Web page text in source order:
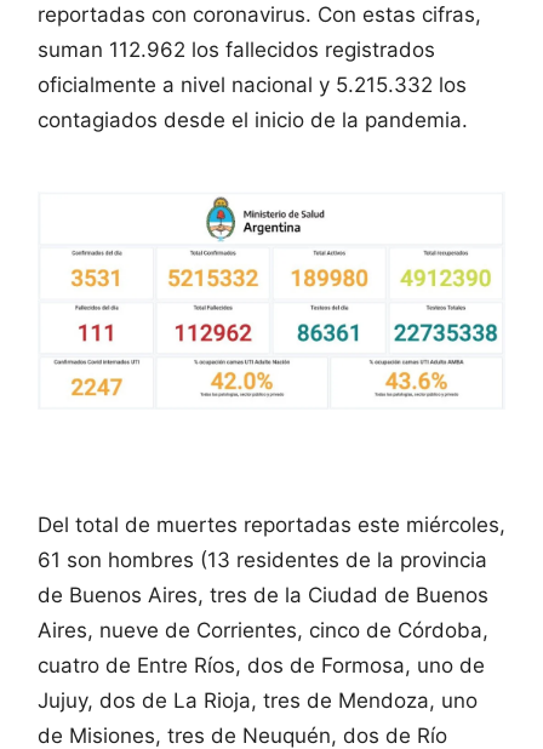
reportadas con coronavirus. Con estas cifras,
suman 112.962 los fallecidos registrados
oficialmente a nivel nacional y 5.215.332 los
contagiados desde el inicio de la pandemia.
Del total de muertes reportadas este miércoles,
61 son hombres (13 residentes de la provincia
de Buenos Aires, tres de la Ciudad de Buenos
Aires, nueve de Corrientes, cinco de Córdoba,
cuatro de Entre Ríos, dos de Formosa, uno de
Jujuy, dos de La Rioja, tres de Mendoza, uno
de Misiones, tres de Neuquén, dos de Río